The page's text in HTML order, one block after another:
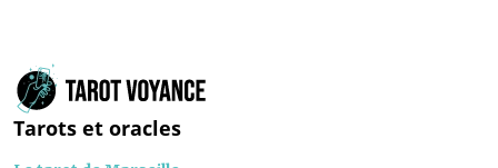
Tarots et oracles